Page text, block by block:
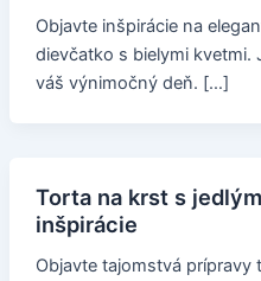
Objavte inšpirácie na
dievčatko s bielymi kvetmi.
váš výnimočný deň. […]
Torta na krst s
inšpirácie
Objavte tajomstvá prípravy